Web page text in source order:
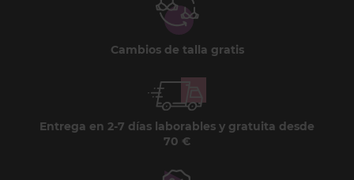
Cambios de talla gratis
Entrega en 2-7 días laborables y gratuita desde
70 €